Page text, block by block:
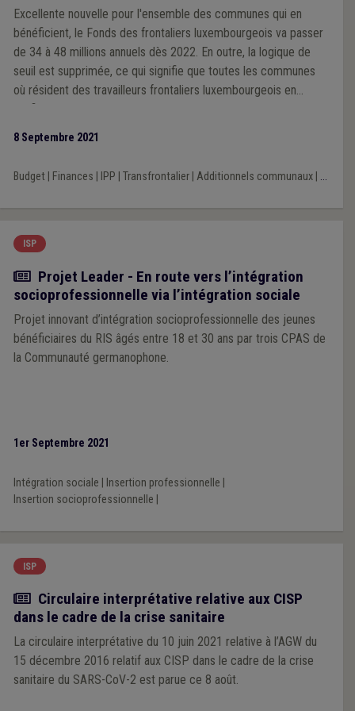
Excellente nouvelle pour l'ensemble des communes qui en
bénéficient, le Fonds des frontaliers luxembourgeois va passer
de 34 à 48 millions annuels dès 2022. En outre, la logique de
seuil est supprimée, ce qui signifie que toutes les communes
où résident des travailleurs frontaliers luxembourgeois en
profiteront.
8 Septembre 2021
Budget| Finances IPP Transfrontalier| Additionnels communaux| ...
ISP
Article
Projet Leader - En route vers l’intégration
socioprofessionnelle via l’intégration sociale
Projet innovant d’intégration socioprofessionnelle des jeunes
bénéficiaires du RIS âgés entre 18 et 30 ans par trois CPAS de
la Communauté germanophone.
1er Septembre 2021
Intégration sociale Insertion professionnelle
Insertion socioprofessionnelle
ISP
Actualité
Circulaire interprétative relative aux CISP
dans le cadre de la crise sanitaire
La circulaire interprétative du 10 juin 2021 relative à l’AGW du
15 décembre 2016 relatif aux CISP dans le cadre de la crise
sanitaire du SARS-CoV-2 est parue ce 8 août.